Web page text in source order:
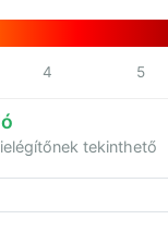
4 5
tekinthető